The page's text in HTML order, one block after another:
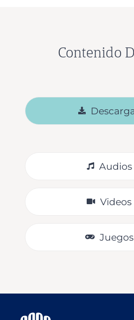
Contenido
Audios
Videos
Juegos